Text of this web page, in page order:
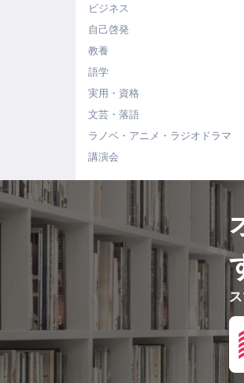
ビジネス
自己啓発
教養
語学
実用・資格
文芸・落語
ラノベ・アニメ・ラジオドラマ
講演会